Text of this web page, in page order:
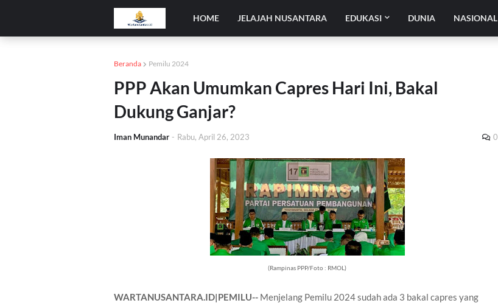
HOME JELAJAH NUSANTARA EDUKASI DUNIA NASIONAL
Beranda Pemilu 2024
PPP Akan Umumkan Capres Hari Ini, Bakal
Dukung Ganjar?
Iman Munandar - Rabu, April 26, 2023 0
(Rampinas PPP/Foto : RMOL)
WARTANUSANTARA.ID|PEMILU-- Menjelang Pemilu 2024 sudah ada 3 bakal capres yang